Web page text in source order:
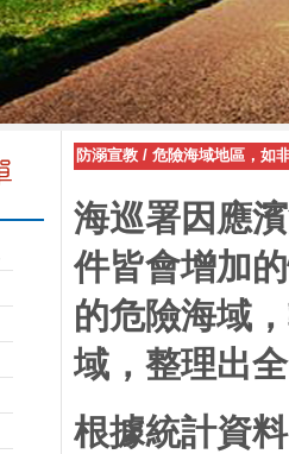
防溺宣教 / 危險海域地區，如
海巡署因應
件皆會增加
的危險海域
域，整理出
根據統計資